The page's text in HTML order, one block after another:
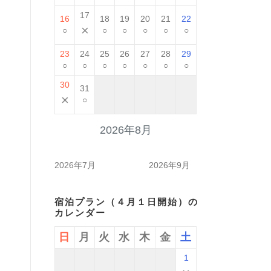
2026年8月
16
○
17
×
18
○
19
○
20
○
21
○
22
○
23
○
24
○
25
○
26
○
27
○
28
○
29
○
30
×
31
○
2026年7月 2026年9月
宿泊プラン（４月１日開始）の
カレンダー
日 月 火 水 木 金 土
1